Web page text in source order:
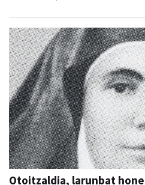
Otoitzaldia, larunbat